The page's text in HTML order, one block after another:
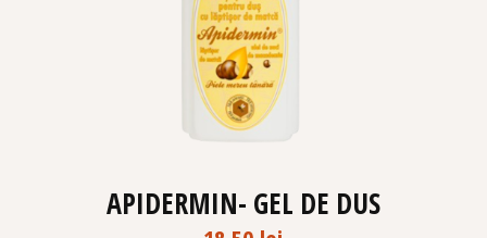
APIDERMIN- GEL DE DUS